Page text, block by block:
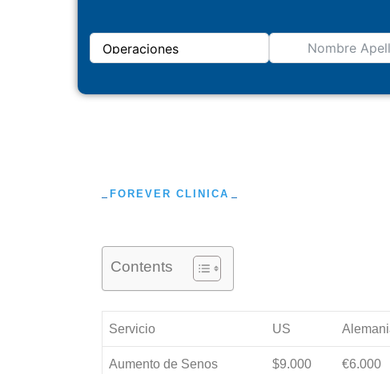
FOREVER CLINICA
Contents
Servicio US
Aumento de Senos $9.000 €6.000